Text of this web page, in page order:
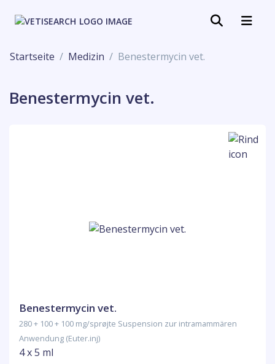
Startseite Medizin Benestermycin vet.
Benestermycin vet.
Benestermycin vet.
280 + 100 + 100 mg/sprøjte Suspension zur intramammären
Anwendung (Euter.inj)
4 x 5 ml